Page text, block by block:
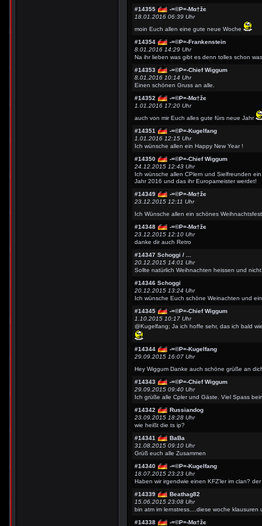
#14355
-=©P=-Мα†žє
18.01.2016 06:39 Uhr
moin Euch allen eine gute neue Woche
#14354
-=©P=-Frankenstein
8.01.2016 14:29 Uhr
Na ihr lieben was gibt es denn tolles schon
#14353
-=©P=-Chief Wiggum
8.01.2016 10:14 Uhr
Einen schönen Gruss an alle.
#14352
-=©P=-Мα†žє
1.01.2016 17:20 Uhr
auch von mir Euch alles gute fürs neue Jahr
#14351
-=©P=-Kugelfang
1.01.2016 12:15 Uhr
Ich wünsche allen ein Happy New Year !
#14350
-=©P=-Chief Wiggum
24.12.2015 12:43 Uhr
Ich wünsche allen CPlern und Sielfreunden
Jahr 2016 und das ihr Europameister werdet!
#14349
-=©P=-Мα†žє
23.12.2015 12:11 Uhr
Ich Wünsche allen ein schönes
#14348
-=©P=-Мα†žє
23.12.2015 12:10 Uhr
danke dir auch Retro
#14347 Schoggi / ...
20.12.2015 14:01 Uhr
Sollte natürlich Weihnachten heissen und
#14346 Schoggi
20.12.2015 13:24 Uhr
Ich wünsche Euch schöne Weinachten und
#14345
-=©P=-Chief Wiggum
1.10.2015 10:17 Uhr
@Kugelfang; Ja ich hoffe sehr, das ich bald
#14344
-=©P=-Kugelfang
29.09.2015 16:07 Uhr
Hey Wiggum Danke auch schöne grüße an
#14343
-=©P=-Chief Wiggum
29.09.2015 09:40 Uhr
Ich grüße alle Cpler und Gäste. Viel Spass
#14342
Russiandog
23.09.2015 18:28 Uhr
wie heißt die ts ip?
#14341
BaBa
31.08.2015 09:10 Uhr
Grüß euch alle Zusammen
#14340
-=©P=-Kugelfang
18.07.2015 23:23 Uhr
Haben wir irgendwie einen KFZ'ler im clan?
#14339
Beathag82
15.06.2015 23:08 Uhr
bin atm im lernstress....diese woche
#14338
-=©P=-Мα†žє